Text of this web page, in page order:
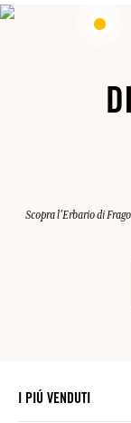
Scopra l'Erbario di
I PIÚ VENDUTI